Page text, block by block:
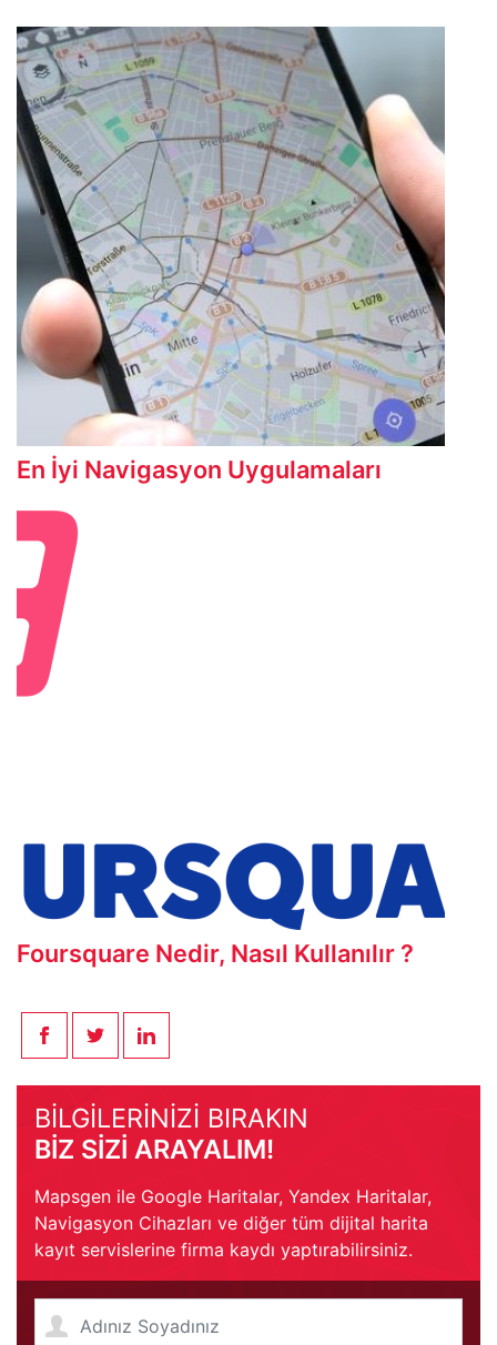
En İyi Navigasyon Uygulamaları
Foursquare Nedir, Nasıl Kullanılır ?
BİLGİLERİNİZİ BIRAKIN
BİZ SİZİ ARAYALIM!
Mapsgen ile Google Haritalar, Yandex Haritalar,
Navigasyon Cihazları ve diğer tüm dijital harita
kayıt servislerine firma kaydı yaptırabilirsiniz.